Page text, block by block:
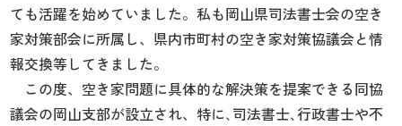
ても活躍を始めていました。私も岡山県司法書士会の空き
家対策部会に所属し、県内市町村の空き家対策協議会と情
報交換等してきました。
この度、空き家問題に具体的な解決策を提案できる同協
議会の岡山支部が設立され、特に､司法書士､行政書士や不